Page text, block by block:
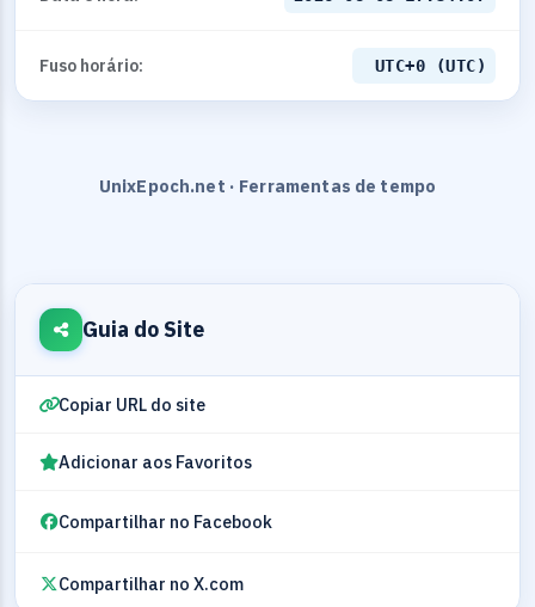
Fuso horário: UTC+0 (UTC)
UnixEpoch.net · Ferramentas de tempo
Guia do Site
Copiar URL do site
Adicionar aos Favoritos
Compartilhar no Facebook
Compartilhar no X.com